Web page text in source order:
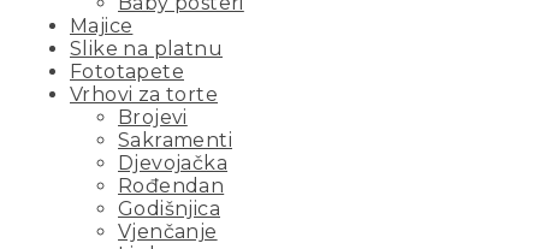
Majice
Slike na platnu
Fototapete
Vrhovi za torte
Brojevi
Sakramenti
Djevojačka
Rođendan
Godišnjica
Vjenčanje